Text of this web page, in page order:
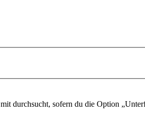
durchsucht, sofern du die Option